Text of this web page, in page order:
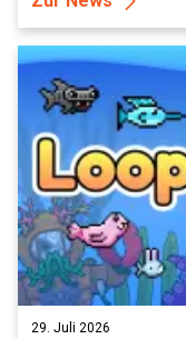
29. Juli 2026